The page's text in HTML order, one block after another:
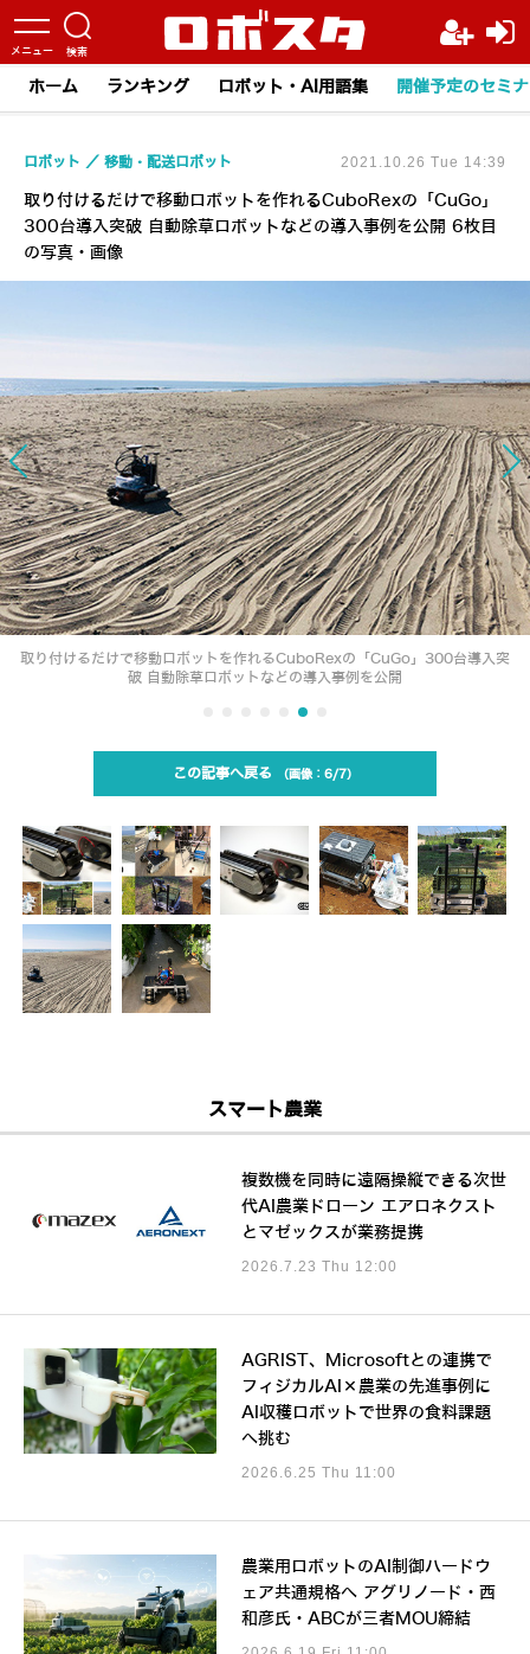
ホーム ランキング ロボット・AI用語集 開催予定のセミ
取り付けるだけで移動ロボットを作れるCuboRexの「CuGo」
300台導入突破 自動除草ロボットなどの導入事例を公開 6枚目
の写真・画像
ロボット 移動・配送ロボット 2021.10.26 Tue 14:39
取り付けるだけで移動ロボットを作れるCuboRexの「CuGo」300台導入突
破 自動除草ロボットなどの導入事例を公開
この記事へ戻る 6/7
スマート農業
複数機を同時に遠隔操縦できる次世
代AI農業ドローン エアロネクスト
とマゼックスが業務提携
2026.7.23 Thu 12:00
AGRIST、Microsoftとの連携で
フィジカルAI×農業の先進事例に
AI収穫ロボットで世界の食料課題
へ挑む
2026.6.25 Thu 11:00
農業用ロボットのAI制御ハードウ
ェア共通規格へ アグリノード・西
和彦氏・ABCが三者MOU締結